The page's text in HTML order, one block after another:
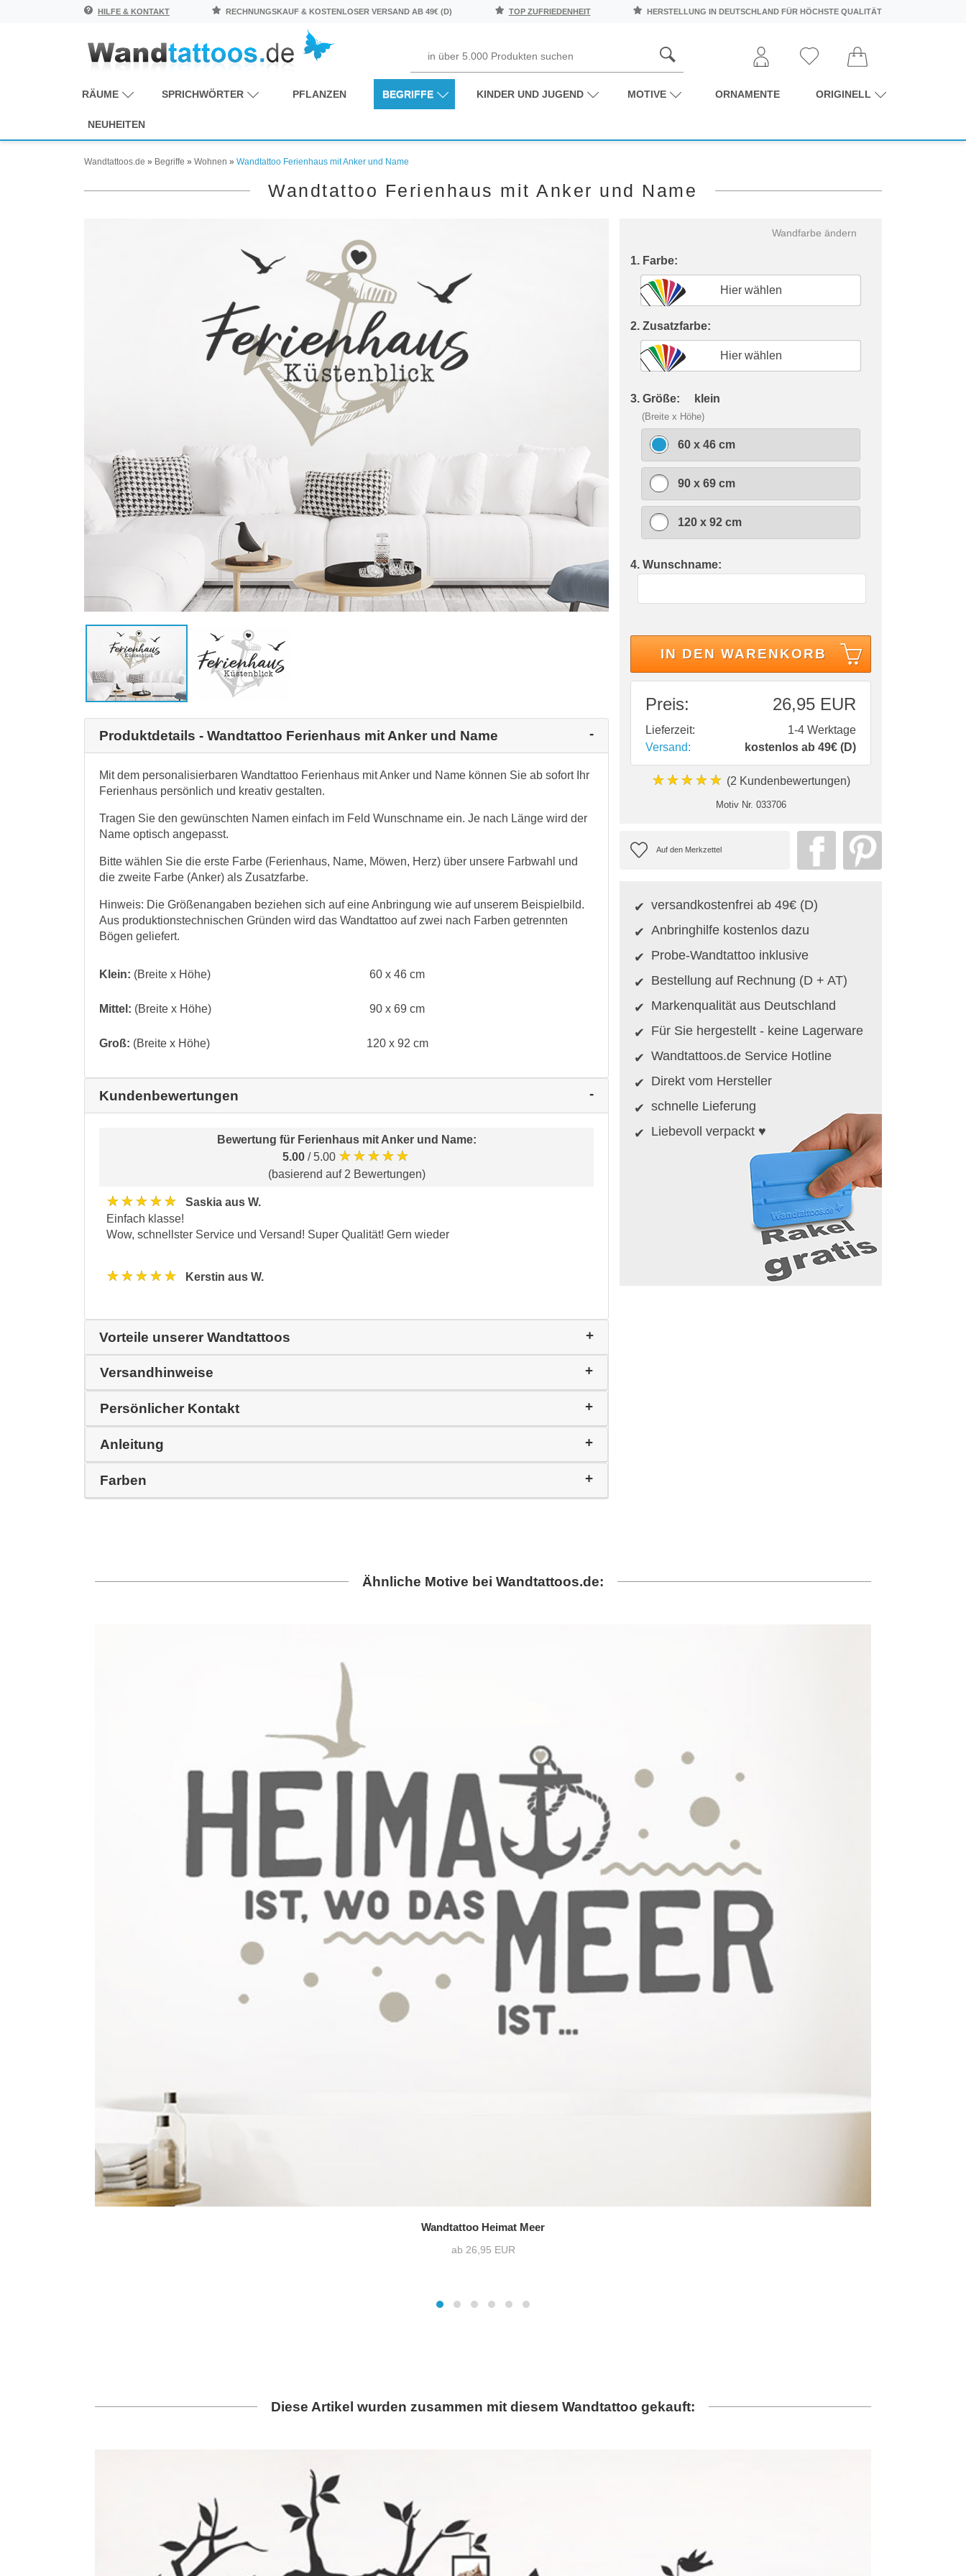
HILFE & KONTAKT RECHNUNGSKAUF & KOSTENLOSER VERSAND AB 49€ (D) TOP ZUFRIEDENHEIT HERSTELLUNG IN DEUTSCHLAND FÜR HÖCHSTE QUALITÄT
RÄUME SPRICHWÖRTER PFLANZEN BEGRIFFE KINDER UND JUGEND MOTIVE ORNAMENTE ORIGINELL
NEUHEITEN
Wandtattoos.de » Begriffe » Wohnen » Wandtattoo Ferienhaus mit Anker und Name
Wandtattoo Ferienhaus mit Anker und Name
Produktdetails - Wandtattoo Ferienhaus mit Anker und Name
Mit dem personalisierbaren Wandtattoo Ferienhaus mit Anker und Name können Sie ab sofort Ihr
Ferienhaus persönlich und kreativ gestalten.
Tragen Sie den gewünschten Namen einfach im Feld Wunschname ein. Je nach Länge wird der
Name optisch angepasst.
Bitte wählen Sie die erste Farbe (Ferienhaus, Name, Möwen, Herz) über unsere Farbwahl und
die zweite Farbe (Anker) als Zusatzfarbe.
Hinweis: Die Größenangaben beziehen sich auf eine Anbringung wie auf unserem Beispielbild.
Aus produktionstechnischen Gründen wird das Wandtattoo auf zwei nach Farben getrennten
Bögen geliefert.
Klein: (Breite x Höhe) 60 x 46 cm
Mittel: (Breite x Höhe) 90 x 69 cm
Groß: (Breite x Höhe) 120 x 92 cm
Kundenbewertungen
Bewertung für Ferienhaus mit Anker und Name:
5.00 / 5.00 ★★★★★
(basierend auf 2 Bewertungen)
★★★★★
Saskia aus W.
Einfach klasse!
Wow, schnellster Service und Versand! Super Qualität! Gern wieder
★★★★★ Kerstin aus W.
Vorteile unserer Wandtattoos
Versandhinweise
Persönlicher Kontakt
Anleitung
Farben
Wandfarbe ändern
1. Farbe:
Hier wählen
2. Zusatzfarbe:
Hier wählen
3. Größe: klein
(Breite x Höhe)
60 x 46 cm
90 x 69 cm
120 x 92 cm
4. Wunschname:
IN DEN WARENKORB
Preis: 26,95 EUR
Lieferzeit:
1-4 Werktage
Versand:
kostenlos ab 49€ (D)
★★★★★ (2 Kundenbewertungen)
Motiv Nr. 033706
versandkostenfrei ab 49€ (D)
Anbringhilfe kostenlos dazu
Probe-Wandtattoo inklusive
Bestellung auf Rechnung (D + AT)
Markenqualität aus Deutschland
Für Sie hergestellt - keine Lagerware
Wandtattoos.de Service Hotline
Direkt vom Hersteller
schnelle Lieferung
Liebevoll verpackt ♥
Ähnliche Motive bei Wandtattoos.de:
Wandtattoo Heimat Meer
ab 26,95 EUR
Diese Artikel wurden zusammen mit diesem Wandtattoo gekauft: